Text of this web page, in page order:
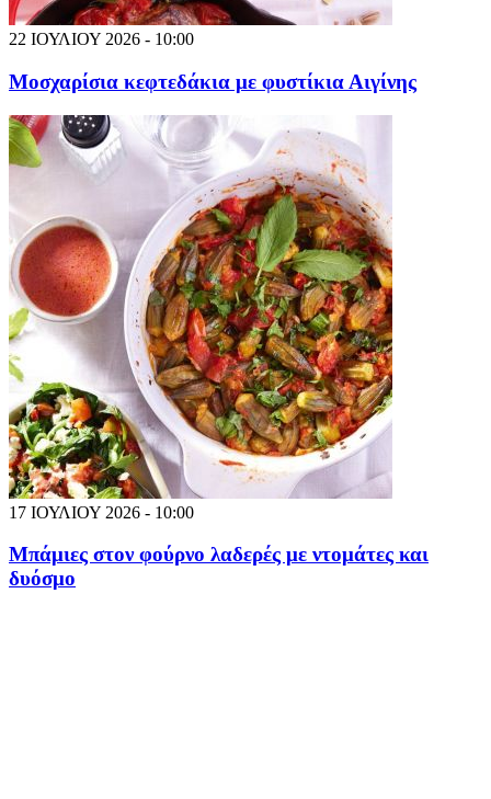
22 ΙΟΥΛΙΟΥ 2026 - 10:00
Μοσχαρίσια κεφτεδάκια με φυστίκια Αιγίνης
17 ΙΟΥΛΙΟΥ 2026 - 10:00
Μπάμιες στον φούρνο λαδερές με ντομάτες και
δυόσμο